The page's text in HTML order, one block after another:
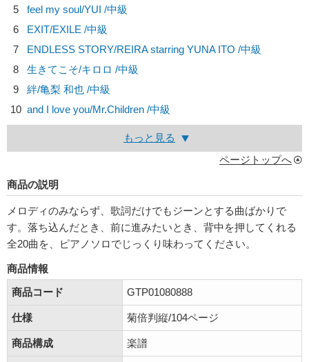
5
feel my soul/YUI /中級
6
EXIT/EXILE /中級
7
ENDLESS STORY/REIRA starring YUNA ITO /中級
8
生きてこそ/キロロ /中級
9
絆/亀梨 和也 /中級
10 and I love you/Mr.Children /中級
もっと見る
ページトップへ
商品の説明
メロディのみならず、歌詞だけでもジーンとする曲ばかりで
す。落ち込んだとき、前に進みたいとき、背中を押してくれる
全20曲を、ピアノソロでじっくり味わってください。
商品情報
商品コード
GTP01080888
仕様 菊倍判縦/104ページ
商品構成 楽譜